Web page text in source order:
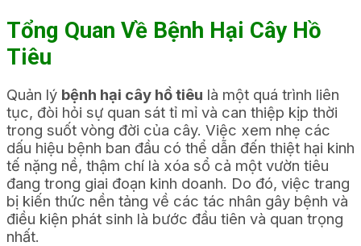
Tổng Quan Về Bệnh Hại Cây Hồ
Tiêu
Quản lý bệnh hại cây hồ tiêu là một quá trình liên
tục, đòi hỏi sự quan sát tỉ mỉ và can thiệp kịp thời
trong suốt vòng đời của cây. Việc xem nhẹ các
dấu hiệu bệnh ban đầu có thể dẫn đến thiệt hại kinh
tế nặng nề, thậm chí là xóa sổ cả một vườn tiêu
đang trong giai đoạn kinh doanh. Do đó, việc trang
bị kiến thức nền tảng về các tác nhân gây bệnh và
điều kiện phát sinh là bước đầu tiên và quan trọng
nhất.